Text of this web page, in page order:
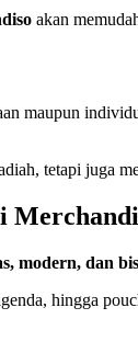
akan
maupun
tetapi juga
modern, dan
hingga